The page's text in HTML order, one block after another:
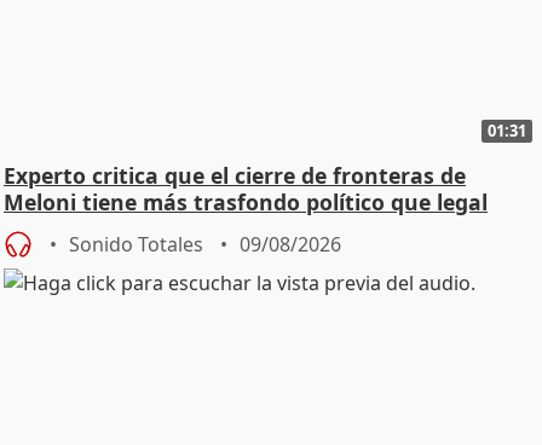
01:31
Experto critica que el cierre de fronteras de
Meloni tiene más trasfondo político que legal
Sonido Totales 09/08/2026